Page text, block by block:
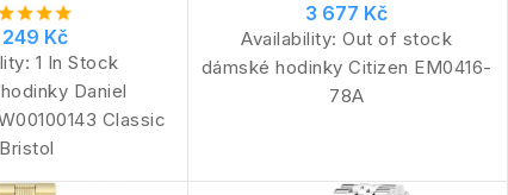
Kč
1 In Stock
Daniel
Classic
Bristol
3 677 Kč
Availability:Out of stock
dámské hodinky Citizen EM0416-
78A